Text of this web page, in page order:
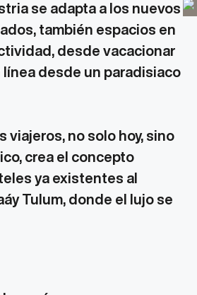
se adapta a los nuevos
también espacios en
desde vacacionar
línea desde un paradisiaco
viajeros, no solo hoy, sino
crea el concepto
ya existentes al
Tulum, donde el lujo se